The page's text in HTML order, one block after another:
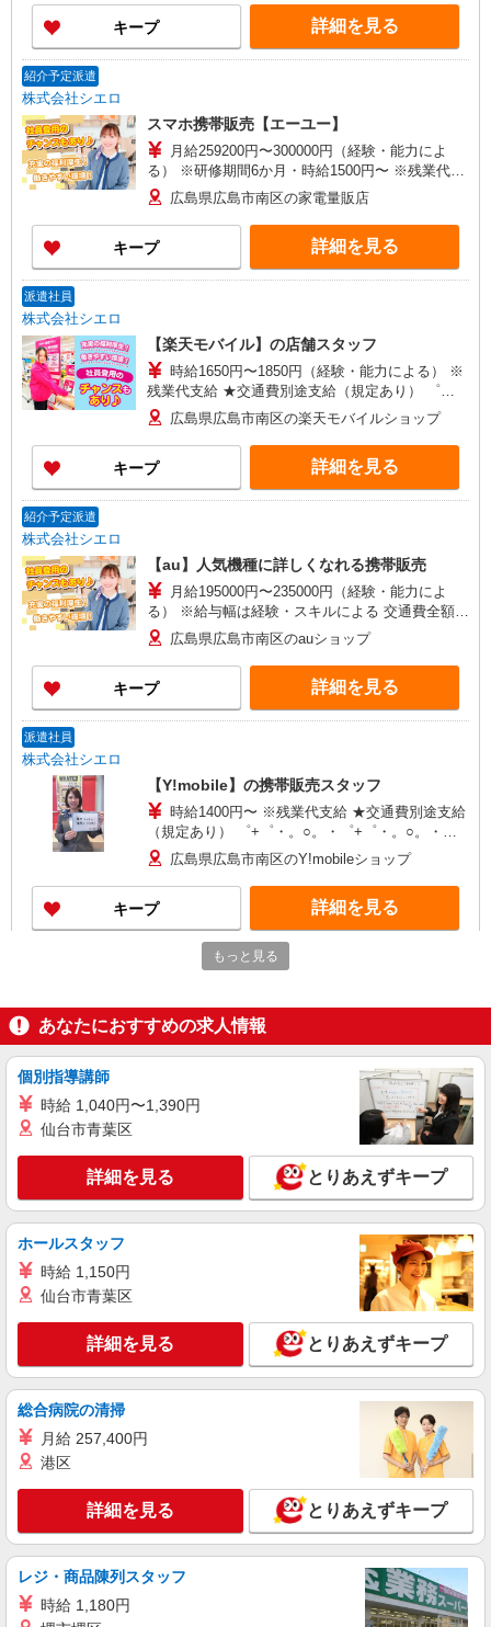
ィブ支給(規定有) ★月2回払い・週払い可能（規程
有）★ ゜・。○。・゜+゜・。○。・゜+゜
キープ 詳細を見る
紹介予定派遣
株式会社シエロ
スマホ携帯販売【エーユー】
月給259200円〜300000円（経験・能力によ
る） ※研修期間6か月・時給1500円〜 ※残業代支
給 ★交通費別途支給（規定あり） ゜+゜・。
○。・゜+゜・。○。・゜+゜ 入社祝い金10万円支
給(規定有) お友達を紹介頂くと, インセンティブ支
給(規定有) ゜・。○。・゜+゜・。○。・゜+゜
広島県広島市南区の家電量販店
キープ 詳細を見る
派遣社員
株式会社シエロ
【楽天モバイル】の店舗スタッフ
時給1650円〜1850円（経験・能力による） ※
残業代支給 ★交通費別途支給（規定あり） ゜
+゜・。○。・゜+゜・。○。・゜+゜ 入社祝い金10
万円支給(規定有) お友達を紹介頂くと, インセンテ
ィブ支給(規定有) ★月2回払い・週払い可能（規程
有）★ ゜・。○。・゜+゜・。○。・゜+゜
広島県広島市南区の楽天モバイルショップ
キープ 詳細を見る
紹介予定派遣
株式会社シエロ
【au】人気機種に詳しくなれる携帯販売
月給195000円〜235000円（経験・能力によ
る） ※給与幅は経験・スキルによる 交通費全額支
給 賞与有※業績連動性 制服貸与 社会保険完備 車
通勤可能 ゜+゜・。○。・゜+゜・。○。・゜+゜
入社祝い金10万円支給(規定有) お友達を紹介頂く
と, インセンティブ支給(規定有) ゜・。○。・゜
+゜・。○。・゜+゜
広島県広島市南区のauショップ
キープ 詳細を見る
派遣社員
株式会社シエロ
【Y!mobile】の携帯販売スタッフ
時給1400円〜 ※残業代支給 ★交通費別途支給
（規定あり） ゜+゜・。○。・゜+゜・。○。・゜
+゜ 入社祝い金10万円支給(規定有) お友達を紹介
頂くと, インセンティブ支給(規定有) ★月2回払
い・週払い可能（規程有）★ ゜・。○。・゜
+゜・。○。・゜+゜
広島県広島市南区のY!mobileショップ
キープ 詳細を見る
【楽天モバイル】人気機種に詳しくなれる携帯
販売
月給：245250円〜319150円 ＋賞与年2回＋イ
ンセンティブ ※経験・能力による ※残業代支給
+゜・。○。・゜+゜ 入社祝い金10万円支給(規定
有) ゜・。○。・゜+゜・。○。・゜+゜
広島県広島市南区の楽天モバイルショップ
詳細を見る
紹介予定派遣
株式会社シエロ
人気機種に詳しくなれる携帯販売
時給1400円〜1450円（経験・能力による） ※
残業代支給 ★交通費別途支給（規定あり） ゜
+゜・。○。・゜+゜・。○。・゜+゜ 入社祝い金10
万円支給(規定有) お友達を紹介頂くと, インセンテ
ィブ支給(規定有) ★月2回払い・週払い可能（規程
有）★ ゜・。○。・゜+゜・。○。・゜+゜
広島県広島市南区の家電量販店
キープ 詳細を見る
派遣社員
株式会社シエロ
人気機種に詳しくなれる携帯販売
【softbank】
時給1400円〜1450円（経験・能力による） ※
残業代支給 ★交通費別途支給（規定あり） ゜
+゜・。○。・゜+゜・。○。・゜+゜ 入社祝い金10
広島県広島市南区の家電量販店
もっと見る
あなたにおすすめの求人情報
個別指導講師
時給 1,040円〜1,390円
仙台市青葉区
詳細を見る とりあえずキープ
ホールスタッフ
時給 1,150円
仙台市青葉区
詳細を見る とりあえずキープ
総合病院の清掃
月給 257,400円
港区
詳細を見る とりあえずキープ
レジ・商品陳列スタッフ
時給 1,180円